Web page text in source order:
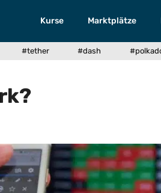
Kurse Marktplätze
#tether #dash